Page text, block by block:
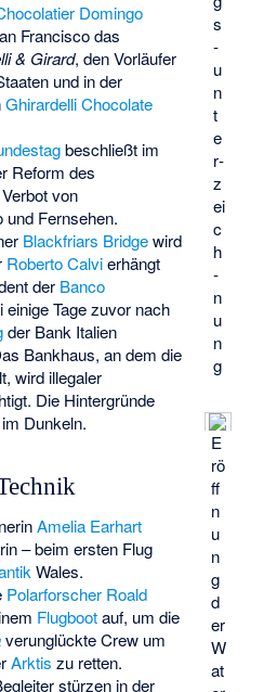
s
­
u
n
t
e
r­
z
ei
c
h
­
n
u
n
g
E
rö
ff
n
u
n
g
d
er
W
at
Domingo
Francisco das
& Girard, den Vorläufer
und in der
Ghirardelli Chocolate
beschließt im
Reform des
von
Fernsehen.
Blackfriars Bridgewird
Roberto Calvierhängt
der Banco
Tage zuvor nach
der Bank Italien
Bankhaus, an dem die
wird illegaler
Die Hintergründe
Dunkeln.
Amelia Earhart
– beim ersten Flug
Wales.
Polarforscher Roald
Flugbootauf, um die
verunglückte Crew um
Arktis zu retten.
stürzen in der